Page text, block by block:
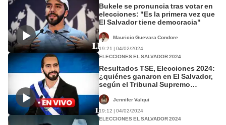
Bukele se pronuncia tras votar en
elecciones: "Es la primera vez que
El Salvador tiene democracia"
Mauricio Guevara Condore
19:21 | 04/02/2024
ELECCIONES EL SALVADOR 2024
Resultados TSE, Elecciones 2024:
¿quiénes ganaron en El Salvador,
según el Tribunal Supremo
Jennifer Valqui
19:12 | 04/02/2024
ELECCIONES EL SALVADOR 2024